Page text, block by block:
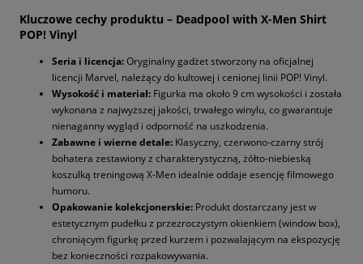
Kluczowe cechy produktu – Deadpool with X-Men Shirt
POP! Vinyl
Seria i licencja:Oryginalny gadżet stworzony na oficjalnej
licencji Marvel, należący do kultowej i cenionej linii POP! Vinyl.
Wysokość i materiał: Figurka ma około 9 cm wysokości i została
wykonana z najwyższej jakości, trwałego winylu, co gwarantuje
nienaganny wygląd i odporność na uszkodzenia.
Zabawne i wierne detale: Klasyczny, czerwono-czarny strój
bohatera zestawiony z charakterystyczną, żółto-niebieską
koszulką treningową X-Men idealnie oddaje esencję filmowego
humoru.
Opakowanie kolekcjonerskie: Produkt dostarczany jest w
estetycznym pudełku z przezroczystym okienkiem (window box),
chroniącym figurkę przed kurzem i pozwalającym na ekspozycję
bez konieczności rozpakowywania.